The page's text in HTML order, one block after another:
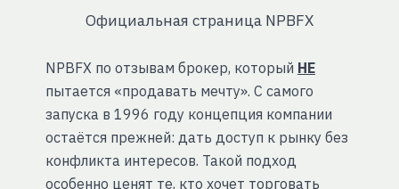
Официальная страница NPBFX
NPBFX по отзывам брокер, который НЕ
пытается «продавать мечту». С самого
запуска в 1996 году концепция компании
остаётся прежней: дать доступ к рынку без
конфликта интересов. Такой подход
особенно ценят те, кто хочет торговать